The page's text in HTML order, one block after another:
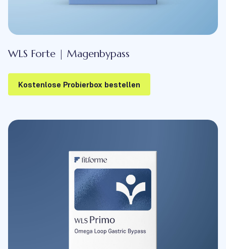
WLS Forte | Magenbypass
Kostenlose Probierbox bestellen